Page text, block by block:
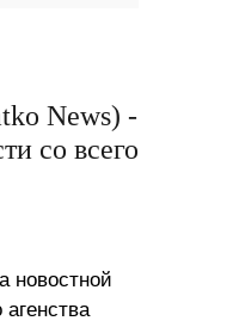
News) -
со всего
новостной
агенства